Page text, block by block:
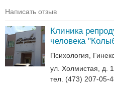
Написать отзыв
Клиника
человека
Психология
ул. Холмистая, д.
тел. (473) 207-05-